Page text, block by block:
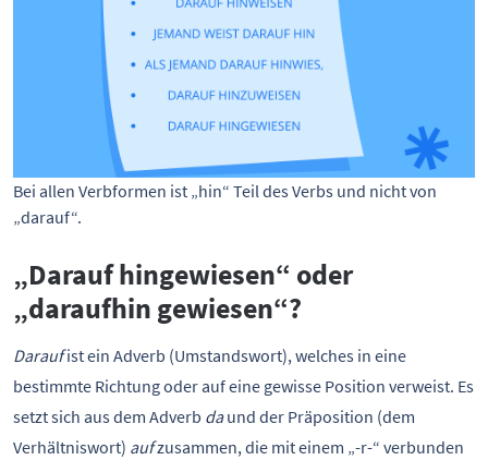
Bei allen Verbformen ist „hin“ Teil des Verbs und nicht von
„darauf“.
„Darauf hingewiesen“ oder
„daraufhin gewiesen“?
Daraufist ein Adverb (Umstandswort), welches in eine
bestimmte Richtung oder auf eine gewisse Position verweist. Es
setzt sich aus dem Adverb daund der Präposition (dem
Verhältniswort) aufzusammen, die mit einem „-r-“ verbunden